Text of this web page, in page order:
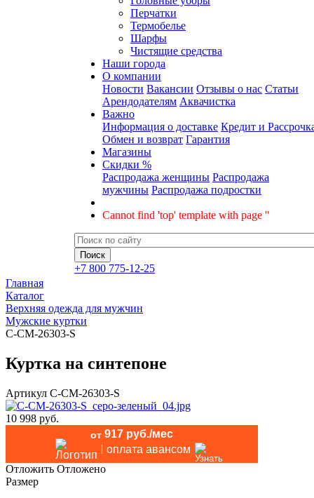
Перчатки
Термобелье
Шарфы
Чистящие средства
Наши города
О компании
Новости Вакансии Отзывы о нас Статьи
Арендодателям Аквачистка
Важно
Информация о доставке Кредит и
Обмен и возврат Гарантия
Магазины
Скидки %
Распродажа женщины Распродажа
мужчины Распродажа подростки
Cannot find 'top' template with page ''
+7 800 775-12-25
Главная
Каталог
Верхняя одежда для мужчин
Мужские куртки
C-CM-26303-S
Куртка на синтепоне
Артикул C-CM-26303-S
10 998 руб.
от 917 руб./мес
оплата авансом
Отложить Отложено
Размер